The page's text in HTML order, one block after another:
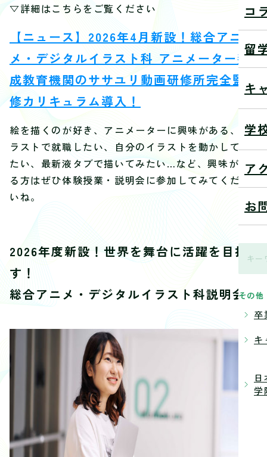
コ
留
キ
学
ア
お
その他
卒
キ
学
▽詳細はこちらをご覧ください
【ニュース】2026年4月新設！総合アニ
メ・デジタルイラスト科 アニメーター養
成教育機関のササユリ動画研修所完全監
修カリキュラム導入！
絵を描くのが好き、アニメーターに興味がある、イ
ラストで就職したい、自分のイラストを動かしてみ
たい、最新液タブで描いてみたい…など、興味があ
る方はぜひ体験授業・説明会に参加してみてくださ
いね。
2026年度新設！世界を舞台に活躍を目指
す！
総合アニメ・デジタルイラスト科説明会